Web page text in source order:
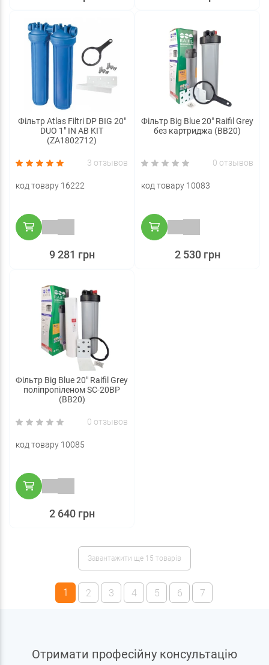
Фільтр Atlas Filtri DP BIG 20"
DUO 1" IN AB KIT
(ZA1802712)
3 отзывов
код товару 16222
9 281 грн
Фільтр Big Blue 20" Raifil Grey
без картриджа (BB20)
0 отзывов
код товару 10083
2 530 грн
Фільтр Big Blue 20" Raifil Grey
поліпропіленом SC-20BP
(BB20)
0 отзывов
код товару 10085
2 640 грн
Завантажити ще 15 товарів
1 2 3 4 5 6 7
Отримати професійну консультацію